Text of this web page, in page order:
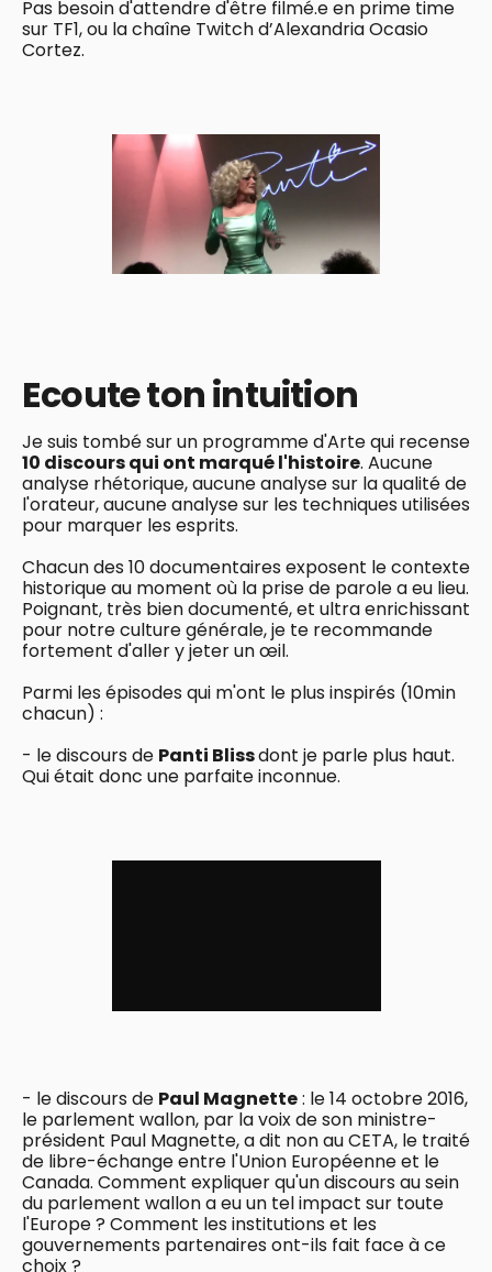
Pas besoin d'attendre d'être filmé.e en prime time
sur TF1, ou la chaîne Twitch d’Alexandria Ocasio
Cortez.
Ecoute ton intuition
Je suis tombé sur un programme d'Arte qui recense
10 discours qui ont marqué l'histoire. Aucune
analyse rhétorique, aucune analyse sur la qualité de
l'orateur, aucune analyse sur les techniques utilisées
pour marquer les esprits.
Chacun des 10 documentaires exposent le contexte
historique au moment où la prise de parole a eu lieu.
Poignant, très bien documenté, et ultra enrichissant
pour notre culture générale, je te recommande
fortement d'aller y jeter un œil.
Parmi les épisodes qui m'ont le plus inspirés (10min
chacun) :
- le discours de Panti Blissdont je parle plus haut.
Qui était donc une parfaite inconnue.
- le discours de Paul Magnette: le 14 octobre 2016,
le parlement wallon, par la voix de son ministre-
président Paul Magnette, a dit non au CETA, le traité
de libre-échange entre l'Union Européenne et le
Canada. Comment expliquer qu'un discours au sein
du parlement wallon a eu un tel impact sur toute
l'Europe ? Comment les institutions et les
gouvernements partenaires ont-ils fait face à ce
choix ?